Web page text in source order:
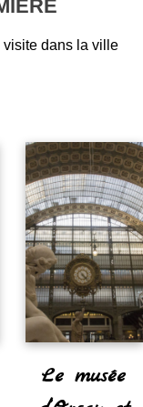
visite dans la ville
Le musée